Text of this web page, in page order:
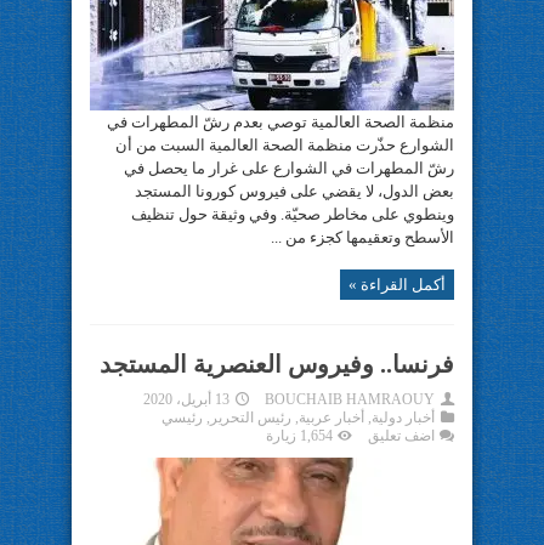
منظمة الصحة العالمية توصي بعدم رشّ المطهرات في
الشوارع حذّرت منظمة الصحة العالمية السبت من أن
رشّ المطهرات في الشوارع على غرار ما يحصل في
بعض الدول، لا يقضي على فيروس كورونا المستجد
وينطوي على مخاطر صحيّة. وفي وثيقة حول تنظيف
الأسطح وتعقيمها كجزء من ...
أكمل القراءة »
فرنسا.. وفيروس العنصرية المستجد
BOUCHAIB HAMRAOUY
13 أبريل، 2020
أخبار دولية, أخبار عربية, رئيس التحرير , رئيسي
اضف تعليق
1,654 زيارة